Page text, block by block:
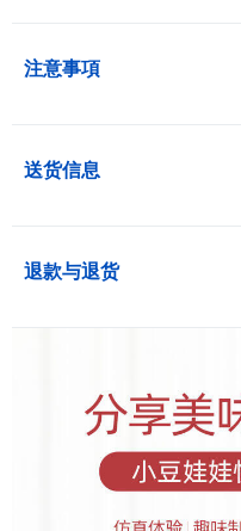
注意事項
送货信息
退款与退货